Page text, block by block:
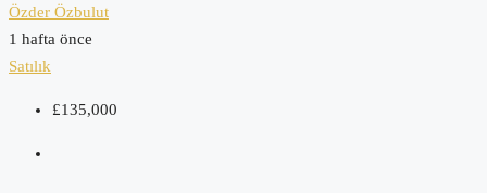
Özder Özbulut
1 hafta önce
Satılık
£135,000